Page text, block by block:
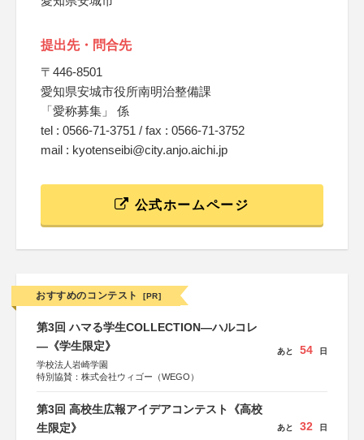
提出先・問合先
〒446-8501
愛知県安城市役所南明治整備課
「愛称募集」 係
tel : 0566-71-3751 / fax : 0566-71-3752
mail : kyotenseibi@city.anjo.aichi.jp
公式ホームページ
おすすめのコンテスト [PR]
第3回 ハマる学生COLLECTION―ハルコレ
―《学生限定》
学校法人岩崎学園
特別協賛：株式会社ウィゴー（WEGO）
あと 54 日
第3回 高校生広報アイデアコンテスト《高校
生限定》
あと 32 日